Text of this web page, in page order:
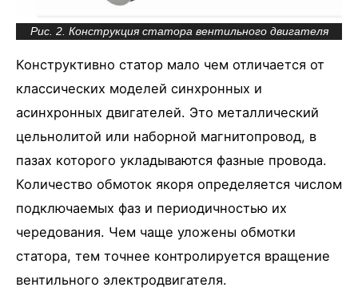
Рис. 2. Конструкция статора вентильного двигателя
Конструктивно статор мало чем отличается от
классических моделей синхронных и
асинхронных двигателей. Это металлический
цельнолитой или наборной магнитопровод, в
пазах которого укладываются фазные провода.
Количество обмоток якоря определяется числом
подключаемых фаз и периодичностью их
чередования. Чем чаще уложены обмотки
статора, тем точнее контролируется вращение
вентильного электродвигателя.